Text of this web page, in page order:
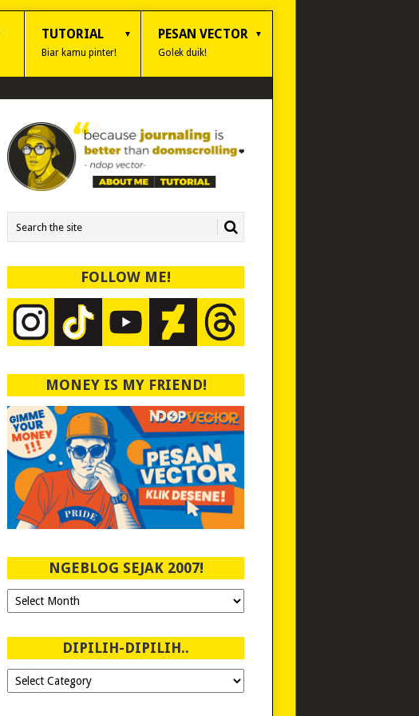
TUTORIAL
Biar kamu pinter!
PESAN VECTOR
Golek duik!
FOLLOW ME!
MONEY IS MY FRIEND!
NGEBLOG SEJAK 2007!
Ngeblog
Sejak
DIPILIH-DIPILIH..
Dipilih-
dipilih..